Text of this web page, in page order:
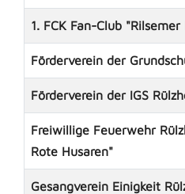
1. FCK Fan-Club
Förderverein der
Förderverein der IGS
Freiwillige Feuerwehr
Rote Husaren"
Gesangverein Einigkeit